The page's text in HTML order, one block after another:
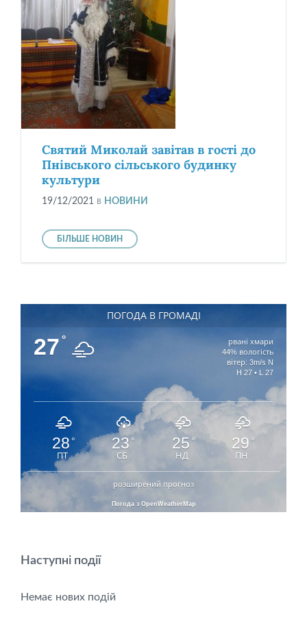
Святий Миколай завітав в гості до
Пнівського сільського будинку
культури
19/12/2021 в НОВИНИ
БІЛЬШЕ НОВИН
ПОГОДА В ГРОМАДІ
27 °
рвані хмари
44% вологість
вітер: 3m/s N
H 27 • L 27
28 °
ПТ
23°
СБ
25 °
НД
29 °
ПН
розширений прогноз
Погода з OpenWeatherMap
Наступні події
Немає нових подій